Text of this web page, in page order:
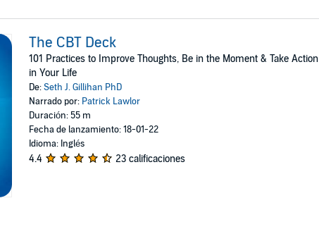
The CBT Deck
101 Practices to Improve Thoughts, Be in the Moment & Take Action
in Your Life
De:Seth J. Gillihan PhD
Narrado por: Patrick Lawlor
Duración: 55 m
Fecha de lanzamiento: 18-01-22
Idioma: Inglés
4.4 23 calificaciones